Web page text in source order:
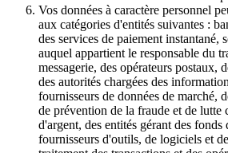
Vos données à caractère personnel
aux catégories d'entités suivantes :
des services de paiement instantané,
auquel appartient le responsable du
messagerie, des opérateurs postaux,
des autorités chargées des
fournisseurs de données de marché,
de prévention de la fraude et de lutte
d'argent, des entités gérant des fonds
fournisseurs d'outils, de logiciels et